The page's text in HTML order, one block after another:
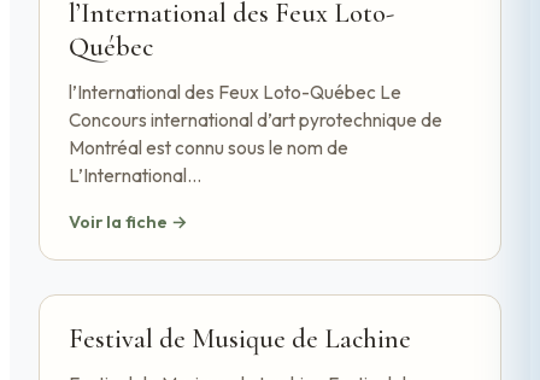
l’International des Feux Loto-
Québec
l’International des Feux Loto-Québec Le
Concours international d’art pyrotechnique de
Montréal est connu sous le nom de
L’International…
Voir la fiche →
Festival de Musique de Lachine